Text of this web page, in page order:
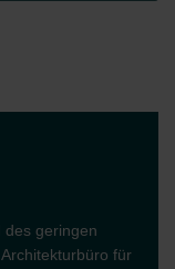
des geringen
für